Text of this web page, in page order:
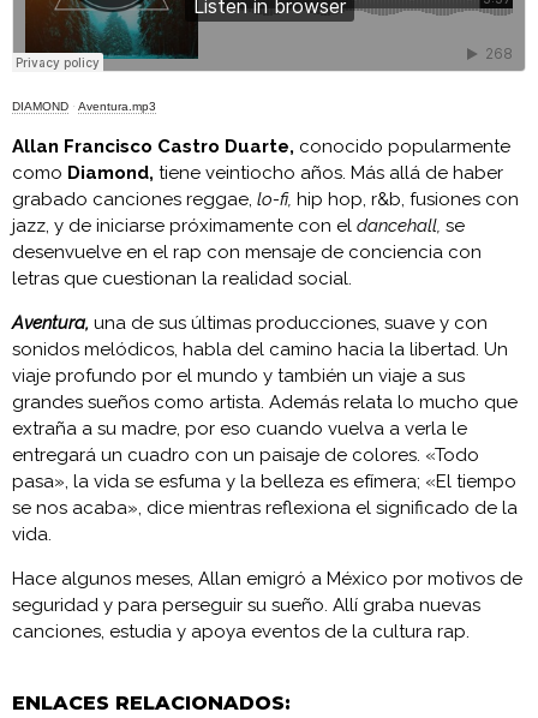
DIAMOND · Aventura.mp3
Allan Francisco Castro Duarte, conocido popularmente
como Diamond, tiene veintiocho años. Más allá de haber
grabado canciones reggae, lo-fi, hip hop, r&b, fusiones con
jazz, y de iniciarse próximamente con el dancehall, se
desenvuelve en el rap con mensaje de conciencia con
letras que cuestionan la realidad social.
Aventura, una de sus últimas producciones, suave y con
sonidos melódicos, habla del camino hacia la libertad. Un
viaje profundo por el mundo y también un viaje a sus
grandes sueños como artista. Además relata lo mucho que
extraña a su madre, por eso cuando vuelva a verla le
entregará un cuadro con un paisaje de colores. «Todo
pasa», la vida se esfuma y la belleza es efímera; «El tiempo
se nos acaba», dice mientras reflexiona el significado de la
vida.
Hace algunos meses, Allan emigró a México por motivos de
seguridad y para perseguir su sueño. Allí graba nuevas
canciones, estudia y apoya eventos de la cultura rap.
ENLACES RELACIONADOS: